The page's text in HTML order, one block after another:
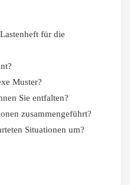
für die
Muster?
Sie entfalten?
zusammengeführt?
Situationen um?